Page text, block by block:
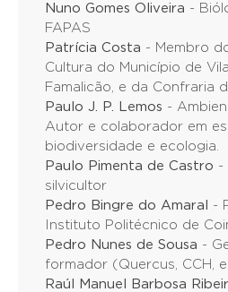
Nuno Gomes Oliveira -
FAPAS
Patrícia Costa - Membro
Cultura do Município de
Famalicão, e da Confraria
Paulo J. P. Lemos -
Autor e colaborador em
biodiversidade e ecologia.
Paulo Pimenta de Castro -
silvicultor
Pedro Bingre do Amaral -
Instituto Politécnico de
Pedro Nunes de Sousa -
formador (Quercus, CCH,
Raúl Manuel Barbosa